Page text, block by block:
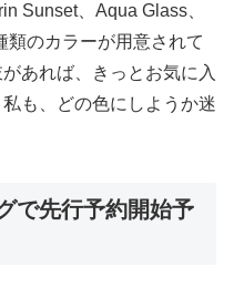
Sunset、Aqua Glass、
のカラーが用意されて
あれば、きっとお気に入
も、どの色にしようか迷
で先行予約開始予